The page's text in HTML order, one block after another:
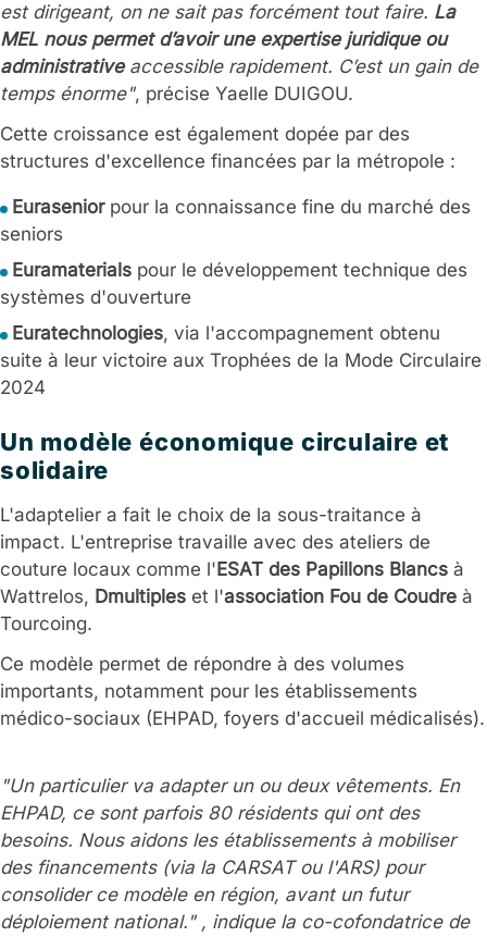
est dirigeant, on ne sait pas forcément tout faire. La
MEL nous permet d’avoir une expertise juridique ou
administrative accessible rapidement. C’est un gain de
temps énorme", précise Yaelle DUIGOU.
Cette croissance est également dopée par des
structures d'excellence financées par la métropole :
Eurasenior pour la connaissance fine du marché des
seniors
Euramaterials pour le développement technique des
systèmes d'ouverture
Euratechnologies, via l'accompagnement obtenu
suite à leur victoire aux Trophées de la Mode Circulaire
2024
Un modèle économique circulaire et
solidaire
L'adaptelier a fait le choix de la sous-traitance à
impact. L'entreprise travaille avec des ateliers de
couture locaux comme l' ESAT des Papillons Blancs à
Wattrelos, Dmultiples et l'association Fou de Coudre à
Tourcoing.
Ce modèle permet de répondre à des volumes
importants, notamment pour les établissements
médico-sociaux (EHPAD, foyers d'accueil médicalisés).
"Un particulier va adapter un ou deux vêtements. En
EHPAD, ce sont parfois 80 résidents qui ont des
besoins. Nous aidons les établissements à mobiliser
des financements (via la CARSAT ou l'ARS) pour
consolider ce modèle en région, avant un futur
déploiement national." , indique la co-cofondatrice de